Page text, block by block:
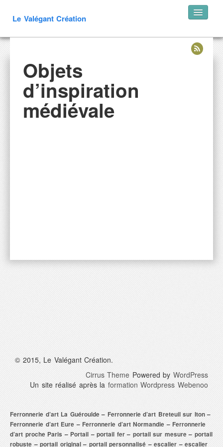
Le Valégant Création
Créations
Portails
Escaliers
Mobilier Extérieur
Contact
Objets
d’inspiration
médiévale
© 2015, Le Valégant Création.
Cirrus Theme Powered by WordPress
Un site réalisé après la formation Wordpress Webenoo
Ferronnerie d’art La Guéroulde– Ferronnerie d’art Breteuil sur Iton–
Ferronnerie d’art Eure– Ferronnerie d’art Normandie – Ferronnerie
d’art proche Paris – Portail–portail fer– portail sur mesure– portail
robuste –portail original– portail personnalisé – escalier –escalier